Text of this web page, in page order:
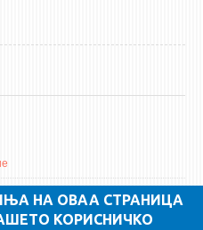
НА ОВАА СТРАНИЦА
КОРИСНИЧКО